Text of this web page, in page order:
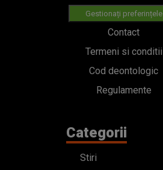
Gestionați preferințele
Contact
Termeni si conditii
Cod deontologic
Regulamente
Categorii
Stiri